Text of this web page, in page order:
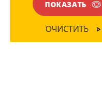
Текстиль(11)
НАПРАВЛЕНИЕ
Глянцевый(27)
ПОКАЗАТЬ
ОЧИСТИТЬ